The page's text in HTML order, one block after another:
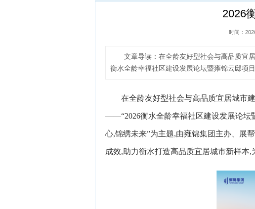
2026
时间：
文章导读： 在全龄友好型社会与高品质宜
衡水全龄幸福社区建设发展论坛暨雍锦云邸项
在全龄友好型社会与高品质宜居城市
——“2026衡水全龄幸福社区建设发展论坛
心,锦绣未来”为主题,由雍锦集团主办、展
成效,助力衡水打造高品质宜居城市新样本